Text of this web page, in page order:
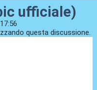
ufficiale)
questa discussione.